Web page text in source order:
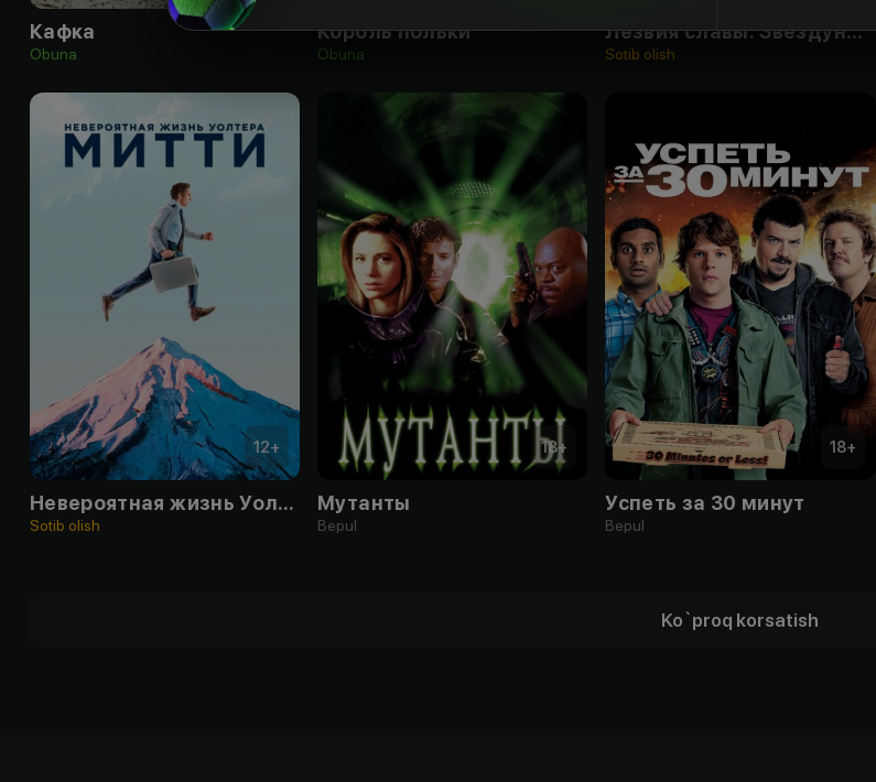
Кафка
Obuna
Король польки
Obuna
Лезвия славы: Звездуны на льду
Sotib olish
12+
Невероятная жизнь Уолтера Митти
Sotib olish
18+
Мутанты
Bepul
18+
Успеть за 30 минут
Bepul
Ko`proq korsatish